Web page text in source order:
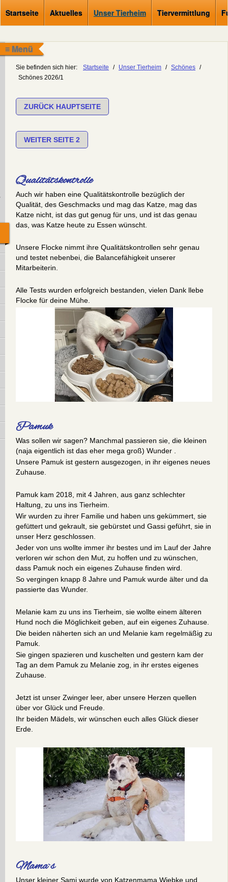
Startseite Aktuelles Unser Tierheim Tiervermittlung
≡ Menü
Sie befinden sich hier: Startseite / Unser Tierheim / Schönes /
Schönes 2026/1
ZURÜCK HAUPTSEITE
WEITER SEITE 2
Qualitätskontrolle
Auch wir haben eine Qualitätskontrolle bezüglich der
Qualität, des Geschmacks und mag das Katze, mag das
Katze nicht, ist das gut genug für uns, und ist das genau
das, was Katze heute zu Essen wünscht.
Unsere Flocke nimmt ihre Qualitätskontrollen sehr genau
und testet nebenbei, die Balancefähigkeit unserer
Mitarbeiterin.
Alle Tests wurden erfolgreich bestanden, vielen Dank llebe
Flocke für deine Mühe.
Pamuk
Was sollen wir sagen? Manchmal passieren sie, die kleinen
(naja eigentlich ist das eher mega groß) Wunder .
Unsere Pamuk ist gestern ausgezogen, in ihr eigenes neues
Zuhause.
Pamuk kam 2018, mit 4 Jahren, aus ganz schlechter
Haltung, zu uns ins Tierheim.
Wir wurden zu ihrer Familie und haben uns gekümmert, sie
gefüttert und gekrault, sie gebürstet und Gassi geführt, sie in
unser Herz geschlossen.
Jeder von uns wollte immer ihr bestes und im Lauf der Jahre
verloren wir schon den Mut, zu hoffen und zu wünschen,
dass Pamuk noch ein eigenes Zuhause finden wird.
So vergingen knapp 8 Jahre und Pamuk wurde älter und da
passierte das Wunder.
Melanie kam zu uns ins Tierheim, sie wollte einem älteren
Hund noch die Möglichkeit geben, auf ein eigenes Zuhause.
Die beiden näherten sich an und Melanie kam regelmäßig zu
Pamuk.
Sie gingen spazieren und kuschelten und gestern kam der
Tag an dem Pamuk zu Melanie zog, in ihr erstes eigenes
Zuhause.
Jetzt ist unser Zwinger leer, aber unsere Herzen quellen
über vor Glück und Freude.
Ihr beiden Mädels, wir wünschen euch alles Glück dieser
Erde.
Mama`s
Unser kleiner Sami wurde von Katzenmama Wiebke und